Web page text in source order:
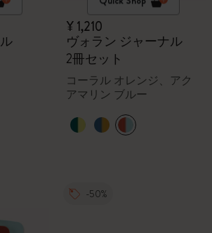
¥ 1,210
ヴォラン ジャーナル
2冊セット
コーラル オレンジ、アク
アマリン ブルー
-50%